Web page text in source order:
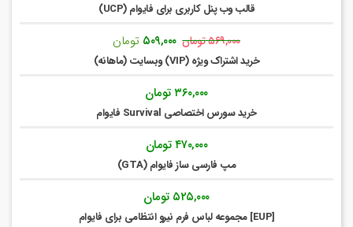
قالب وب پنل کاربری برای فایوام (UCP)
۵۶۹,۰۰۰تومان قیمت
اصلی:
۵۶۹,۰۰۰ تومان
۵۰۹,۰۰۰ تومانقیمت
فعلی:
۵۰۹,۰۰۰ تومان.
خرید اشتراک ویژه (VIP) وبسایت (ماهانه)
۳۶۰,۰۰۰تومان
خرید سورس اختصاصی Survival فایوام
۴۷۰,۰۰۰تومان
مپ فارسی ساز فایوام (GTA)
۵۲۵,۰۰۰ تومان
[EUP] مجموعه لباس فرم نیرو انتظامی برای فایوام